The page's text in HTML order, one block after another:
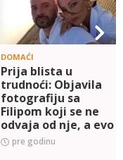
DOMAĆI
Prija blista u
trudnoći: Objavila
fotografiju sa
Filipom koji se ne
odvaja od nje, a evo
šta mu je poručila
(FOTO)
pre godinu